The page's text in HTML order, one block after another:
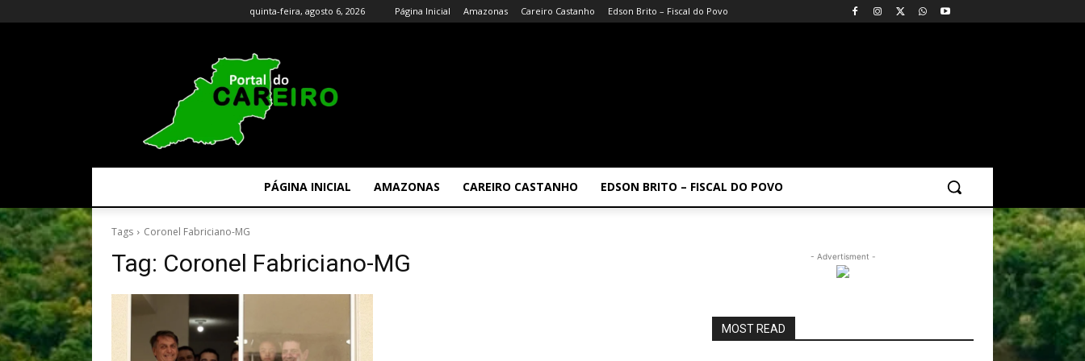
quinta-feira, agosto 6, 2026 Página Inicial Amazonas Careiro Castanho Edson Brito – Fiscal do Povo
PÁGINA INICIAL AMAZONAS CAREIRO CASTANHO EDSON BRITO – FISCAL DO POVO
Tags Coronel Fabriciano-MG
Tag: Coronel Fabriciano-MG - Advertisment -
MOST READ